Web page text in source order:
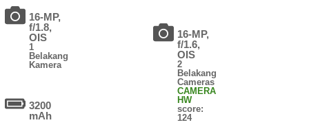
16-MP,
f/1.8,
OIS
1
Belakang
Kamera
3200
mAh
16-MP,
f/1.6,
OIS
2
Belakang
Cameras
CAMERA
HW
score:
124